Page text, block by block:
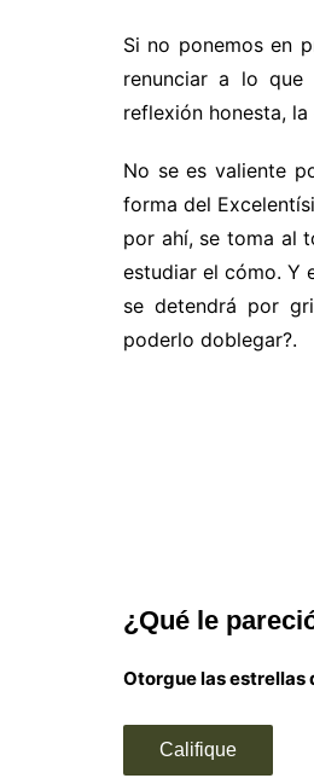
Si no ponemos en
renunciar a lo que
reflexión honesta,
No se es valiente
forma del
por ahí, se toma al
estudiar el cómo. Y
se detendrá por
poderlo doblegar?.
¿Qué le
Otorgue las estrellas